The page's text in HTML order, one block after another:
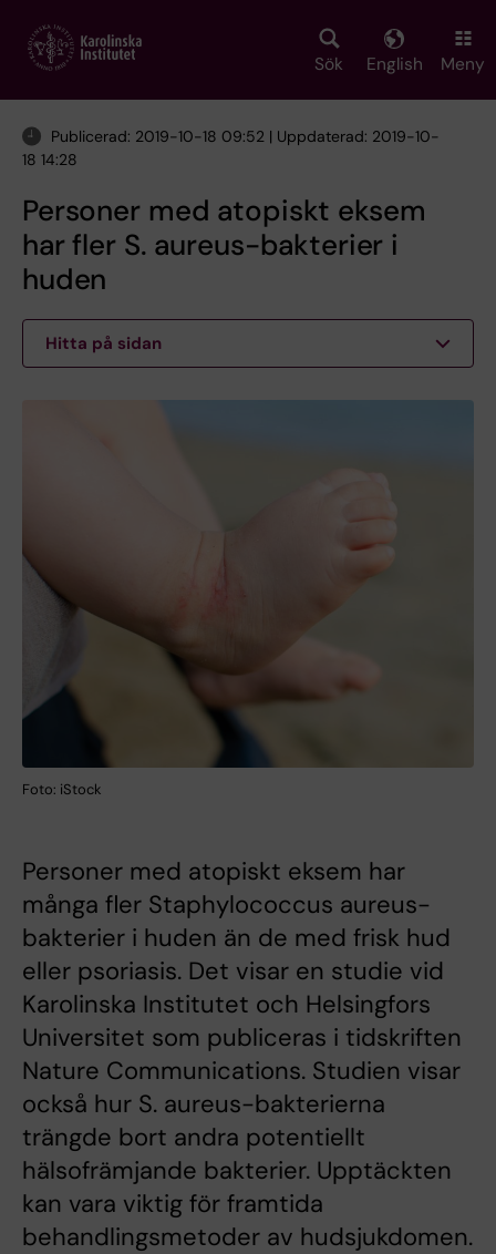
main
Sök English Meny
Publicerad: 2019-10-18 09:52 | Uppdaterad: 2019-10-
18 14:28
Personer med atopiskt eksem
har fler S. aureus-bakterier i
huden
Hitta på sidan
Foto: iStock
Personer med atopiskt eksem har
många fler Staphylococcus aureus-
bakterier i huden än de med frisk hud
eller psoriasis. Det visar en studie vid
Karolinska Institutet och Helsingfors
Universitet som publiceras i tidskriften
Nature Communications. Studien visar
också hur S. aureus-bakterierna
trängde bort andra potentiellt
hälsofrämjande bakterier. Upptäckten
kan vara viktig för framtida
behandlingsmetoder av hudsjukdomen.